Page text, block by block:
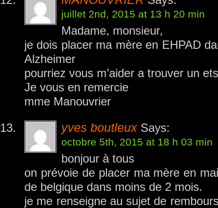
juillet 2nd, 2015 at 13 h 20 min
Madame, monsieur,
je dois placer ma mère en EHPAD
Alzheimer
pourriez vous m’aider a trouver un ets
Je vous en remercie
mme Manouvrier
yves boutleux Says:
octobre 5th, 2015 at 18 h 03 min
bonjour à tous
on prévoie de placer ma mère en
de belgique dans moins de 2 mois.
je me renseigne au sujet de